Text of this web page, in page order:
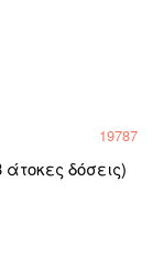
19787
δόσεις)